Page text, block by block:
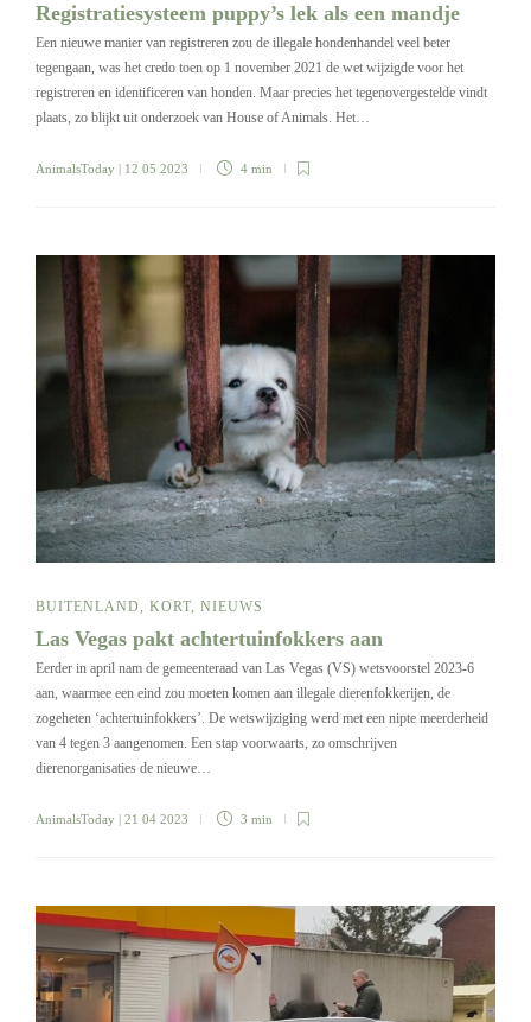
Registratiesysteem puppy’s lek als een mandje
Een nieuwe manier van registreren zou de illegale hondenhandel veel beter
tegengaan, was het credo toen op 1 november 2021 de wet wijzigde voor het
registreren en identificeren van honden. Maar precies het tegenovergestelde vindt
plaats, zo blijkt uit onderzoek van House of Animals. Het…
AnimalsToday | 12 05 2023 4 min
BUITENLAND KORT NIEUWS
Las Vegas pakt achtertuinfokkers aan
Eerder in april nam de gemeenteraad van Las Vegas (VS) wetsvoorstel 2023-6
aan, waarmee een eind zou moeten komen aan illegale dierenfokkerijen, de
zogeheten ‘achtertuinfokkers’. De wetswijziging werd met een nipte meerderheid
van 4 tegen 3 aangenomen. Een stap voorwaarts, zo omschrijven
dierenorganisaties de nieuwe…
AnimalsToday | 21 04 2023 3 min